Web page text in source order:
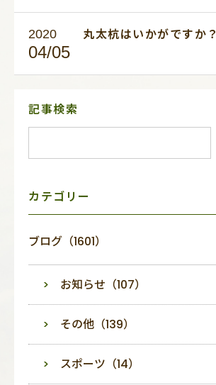
2020
04/05
丸太杭はいかがですか？
サ
ニ
記事検索
カテゴリー
ブログ（1601）
お知らせ（107）
その他（139）
スポーツ（14）